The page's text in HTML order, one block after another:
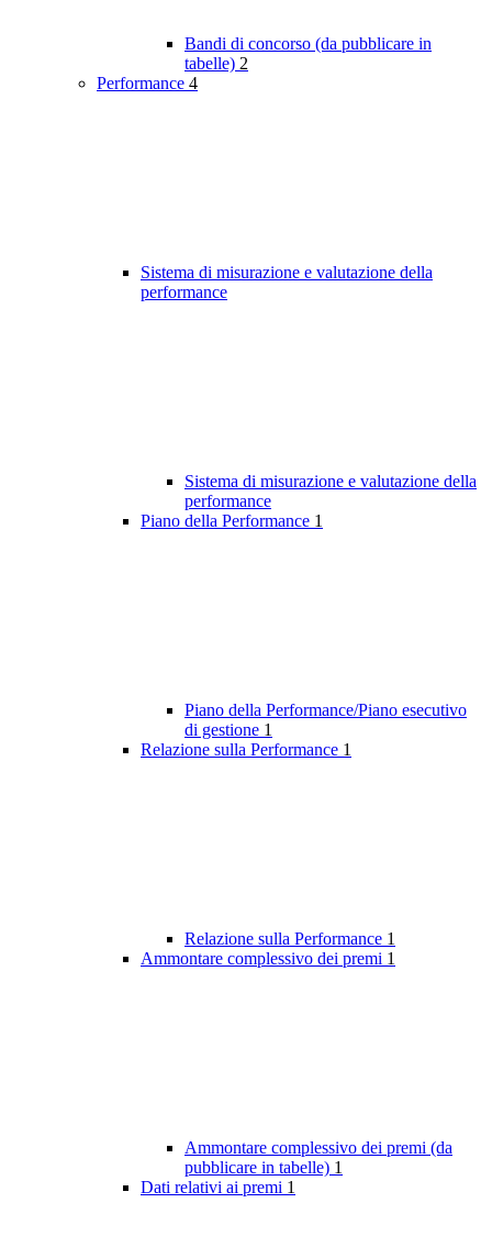
Bandi di concorso (da pubblicare in
tabelle) 2
Performance 4
Sistema di misurazione e valutazione della
performance
Sistema di misurazione e valutazione della
performance
Piano della Performance 1
Piano della Performance/Piano esecutivo
di gestione 1
Relazione sulla Performance 1
Relazione sulla Performance 1
Ammontare complessivo dei premi 1
Ammontare complessivo dei premi (da
pubblicare in tabelle) 1
Dati relativi ai premi 1